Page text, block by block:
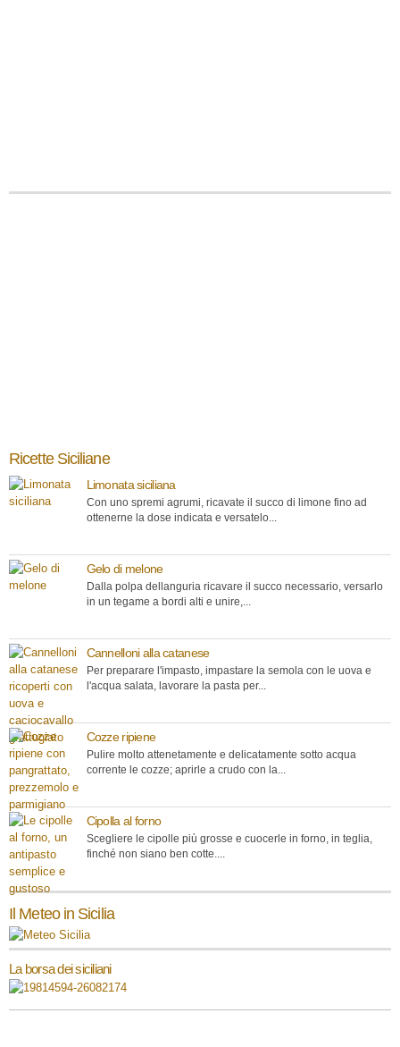
Ricette Siciliane
Limonata siciliana
Con uno spremi agrumi, ricavate il succo di limone fino ad
ottenerne la dose indicata e versatelo...
Gelo di melone
Dalla polpa dellanguria ricavare il succo necessario, versarlo
in un tegame a bordi alti e unire,...
Cannelloni alla catanese
Per preparare l'impasto, impastare la semola con le uova e
l'acqua salata, lavorare la pasta per...
Cozze ripiene
Pulire molto attenetamente e delicatamente sotto acqua
corrente le cozze; aprirle a crudo con la...
Cipolla al forno
Scegliere le cipolle più grosse e cuocerle in forno, in teglia,
finché non siano ben cotte....
Il Meteo in Sicilia
La borsa dei siciliani